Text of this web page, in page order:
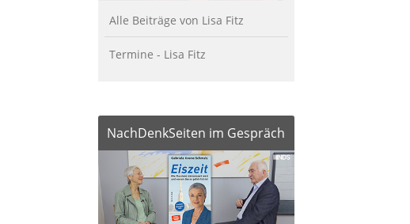
Alle Beiträge von Lisa Fitz
Termine - Lisa Fitz
NachDenkSeiten im Gespräch